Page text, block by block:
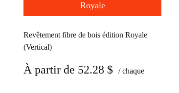
Royale
Revêtement fibre de bois édition Royale
(Vertical)
À partir de 52.28 $ / chaque